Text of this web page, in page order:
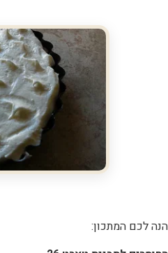
הנה לכם המתכון: